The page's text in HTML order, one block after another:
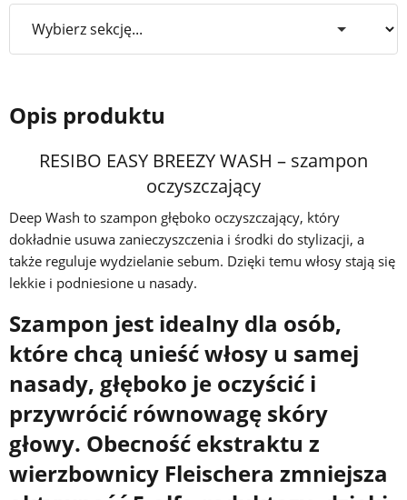
Opis produktu
RESIBO EASY BREEZY WASH – szampon
oczyszczający
Deep Wash to szampon głęboko oczyszczający, który
dokładnie usuwa zanieczyszczenia i środki do stylizacji, a
także reguluje wydzielanie sebum. Dzięki temu włosy stają się
lekkie i podniesione u nasady.
Szampon jest idealny dla osób,
które chcą unieść włosy u samej
nasady, głęboko je oczyścić i
przywrócić równowagę skóry
głowy. Obecność ekstraktu z
wierzbownicy Fleischera zmniejsza